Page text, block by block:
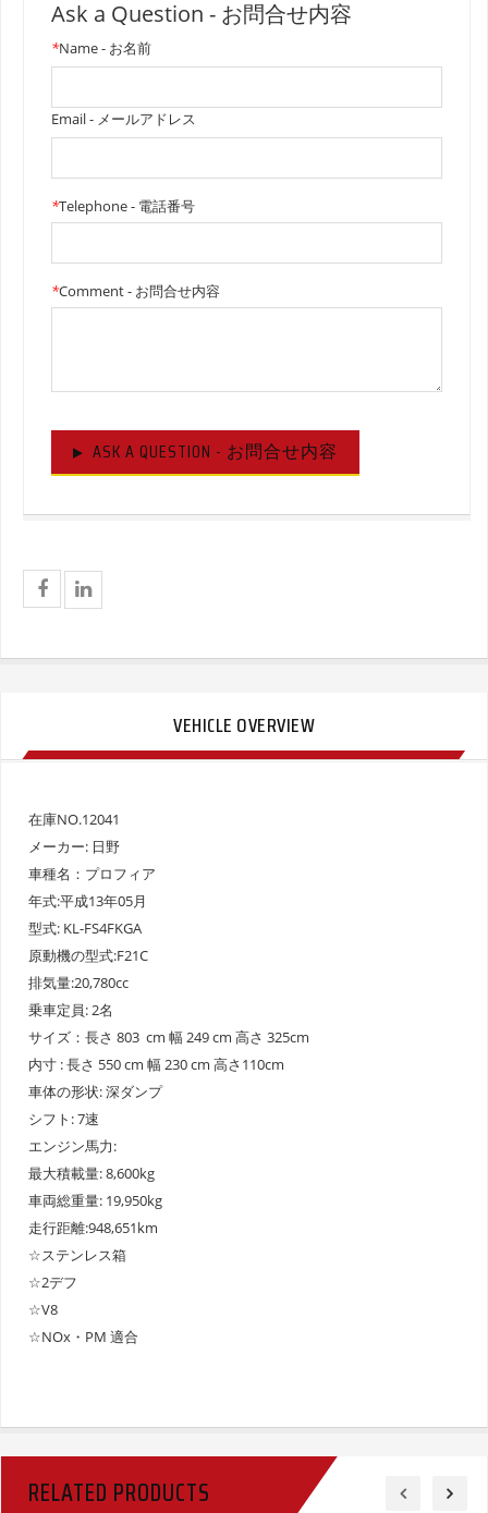
Ask a Question - お問合せ内容
*Name - お名前
Email - メールアドレス
*Telephone - 電話番号
*Comment - お問合せ内容
ASK A QUESTION - お問合せ内容
VEHICLE OVERVIEW
在庫NO.12041
メーカー: 日野
車種名：プロフィア
年式:平成13年05月
型式: KL-FS4FKGA
原動機の型式:F21C
排気量:20,780cc
乗車定員: 2名
サイズ：長さ 803 cm 幅 249 cm 高さ 325cm
内寸 : 長さ 550 cm 幅 230 cm 高さ110cm
車体の形状: 深ダンプ
シフト: 7速
エンジン馬力:
最大積載量: 8,600kg
車両総重量: 19,950kg
走行距離:948,651km
☆ステンレス箱
☆2デフ
☆V8
☆NOx・PM 適合
RELATED PRODUCTS